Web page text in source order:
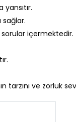
yansıtır.
sağlar.
içermektedir.
tarzını ve zorluk